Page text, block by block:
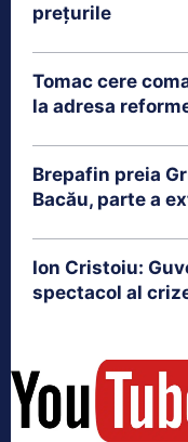
prețurile
Tomac cere
la adresa
Brepafin preia
Bacău, parte a
Ion Cristoiu:
spectacol al